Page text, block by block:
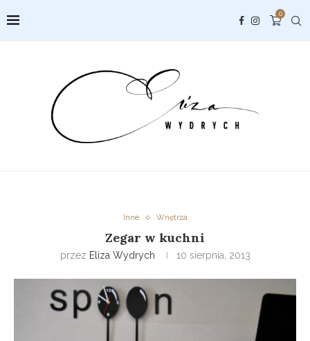
0
Inne Wnętrza
Zegar w kuchni
przez Eliza Wydrych 10 sierpnia, 2013